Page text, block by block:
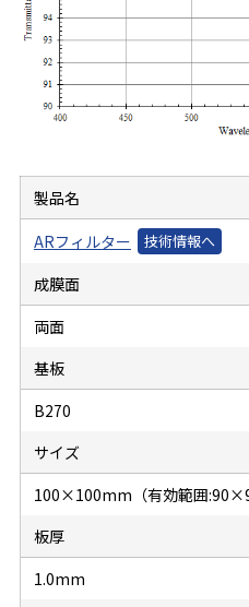
製品名
ARフィルター
成膜面
両面
基板
B270
サイズ
100×100mm（有効範囲
板厚
1.0mm